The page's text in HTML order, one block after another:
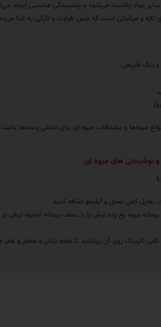
سایر مواد پاشیده می‌شود و چسبندگی مناسبی ایجاد
تازه و مرکباتی است که حس طراوت و تازگی به غذا
و رنگ طبیعی
میوه‌ها و مشتاقات میوه ای برای تمامی
نوشیدنی های میوه ای
میوه یخ زده ترش را با نصف پیمانه آبمیوه ترش
کمی تاپینگ روی آن بپاشید تا طعم ترش و معطر و عطر